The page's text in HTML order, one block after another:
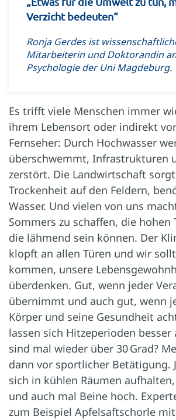
Verzicht bedeuten“
Ronja Gerdes ist
Mitarbeiterin und Doktorandin
Psychologie der Uni Magdeburg.
Es trifft viele Menschen immer
ihrem Lebensort oder indirekt
Fernseher: Durch Hochwasser
überschwemmt, Infrastrukturen
zerstört. Die Landwirtschaft
Trockenheit auf den Feldern,
Wasser. Und vielen von uns
Sommers zu schaffen, die hohen
die lähmend sein können. Der
klopft an allen Türen und wir
kommen, unsere
überdenken. Gut, wenn jeder
übernimmt und auch gut, wenn
Körper und seine Gesundheit
lassen sich Hitzeperioden besser
sind mal wieder über 30 Grad?
dann vor sportlicher Betätigung.
sich in kühlen Räumen
und auch mal Beine hoch.
zum Beispiel Apfelsaftschorle